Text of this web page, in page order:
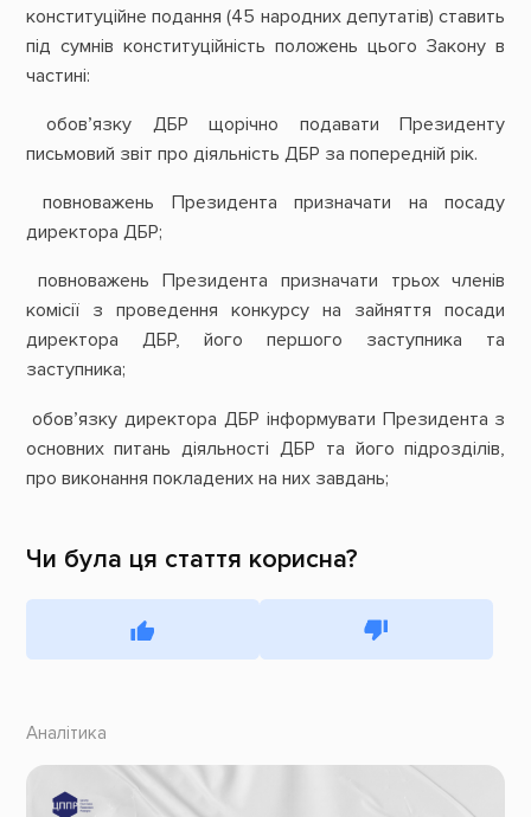
конституційне подання (45 народних депутатів) ставить
під сумнів конституційність положень цього Закону в
частині:
обов’язку ДБР щорічно подавати Президенту
письмовий звіт про діяльність ДБР за попередній рік.
повноважень Президента призначати на посаду
директора ДБР;
повноважень Президента призначати трьох членів
комісії з проведення конкурсу на зайняття посади
директора ДБР, його першого заступника та
заступника;
обов’язку директора ДБР інформувати Президента з
основних питань діяльності ДБР та його підрозділів,
про виконання покладених на них завдань;
Чи була ця стаття корисна?
Аналітика